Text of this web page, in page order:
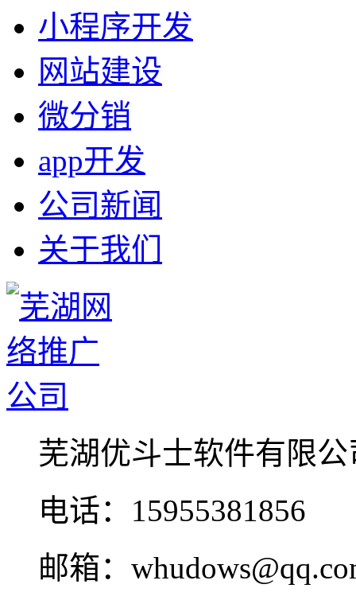
小程序开发
网站建设
微分销
app开发
公司新闻
关于我们
芜湖优斗士软件有限公
电话：15955381856
邮箱：